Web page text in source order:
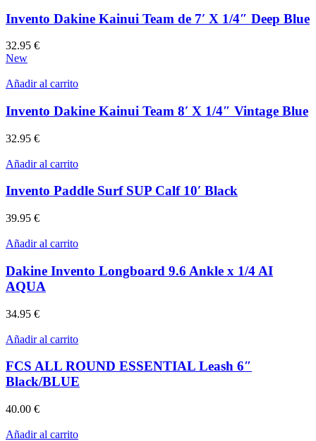
Invento Dakine Kainui Team de 7′ X 1/4″ Deep Blue
32.95 €
New
Añadir al carrito
Invento Dakine Kainui Team 8′ X 1/4″ Vintage Blue
32.95 €
Añadir al carrito
Invento Paddle Surf SUP Calf 10′ Black
39.95 €
Añadir al carrito
Dakine Invento Longboard 9.6 Ankle x 1/4 AI
AQUA
34.95 €
Añadir al carrito
FCS ALL ROUND ESSENTIAL Leash 6″
Black/BLUE
40.00 €
Añadir al carrito